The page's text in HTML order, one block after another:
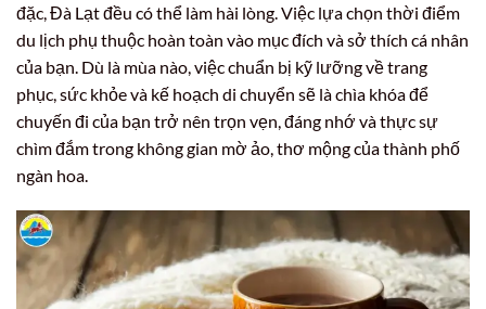
đặc, Đà Lạt đều có thể làm hài lòng. Việc lựa chọn thời điểm
du lịch phụ thuộc hoàn toàn vào mục đích và sở thích cá nhân
của bạn. Dù là mùa nào, việc chuẩn bị kỹ lưỡng về trang
phục, sức khỏe và kế hoạch di chuyển sẽ là chìa khóa để
chuyến đi của bạn trở nên trọn vẹn, đáng nhớ và thực sự
chìm đắm trong không gian mờ ảo, thơ mộng của thành phố
ngàn hoa.